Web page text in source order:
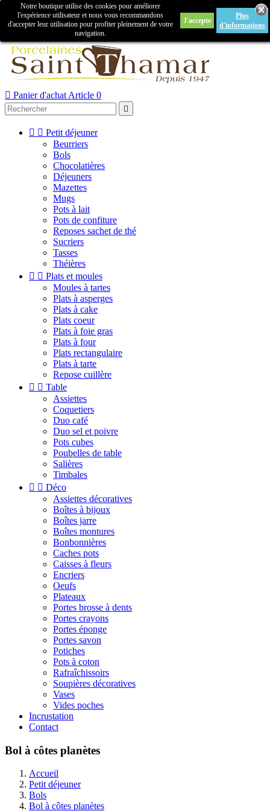
Créer un compteConnexion
 Panier d'achat Article 0

Notre boutique utilise des cookies pour améliorer
l'expérience utilisateur et nous vous recommandons
d'accepter leur utilisation pour profiter pleinement de votre
navigation.
J'accepte
Plus
d'informations
  Petit déjeuner
Beurriers
Bols
Chocolatières
Déjeuners
Mazettes
Mugs
Pots à lait
Pots de confiture
Reposes sachet de thé
Sucriers
Tasses
Théières
  Plats et moules
Moules à tartes
Plats à asperges
Plats à cake
Plats coeur
Plats à foie gras
Plats à four
Plats rectangulaire
Plats à tarte
Repose cuillère
  Table
Assiettes
Coquetiers
Duo café
Duo sel et poivre
Pots cubes
Poubelles de table
Salières
Timbales
  Déco
Assiettes décoratives
Boîtes à bijoux
Boîtes jarre
Boîtes montures
Bonbonnières
Caches pots
Caisses à fleurs
Encriers
Oeufs
Plateaux
Portes brosse à dents
Portes crayons
Portes éponge
Portes savon
Potiches
Pots à coton
Rafraîchissoirs
Soupières décoratives
Vases
Vides poches
Incrustation
Contact
Bol à côtes planètes
Accueil
Petit déjeuner
Bols
Bol à côtes planètes